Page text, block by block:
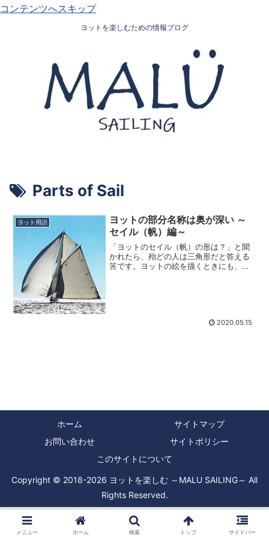
コンテンツへスキップ
ヨットを楽しむための情報ブログ
Parts of Sail
ヨット用語
ヨットの部分名称は奥が深い ～
セイル（帆）編～
「ヨットのセイル（帆）の形は？」と聞
かれたら、殆どの人は三角形だと答える
筈です。ヨットの絵を描くときにも、殆
2020.05.15
ホーム
サイトマップ
お問い合わせ
サイトポリシー
このサイトについて
Copyright © 2018-2026 ヨットを楽しむ ～MALU SAILING～ All
Rights Reserved.
メニュー ホーム 検索 トップ サイドバー